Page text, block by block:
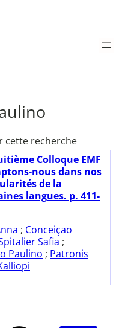
cette recherche
Colloque EMF
nous dans nos
de la
langues. p. 411-
; Conceiçao
Safia ;
Paulino ; Patronis